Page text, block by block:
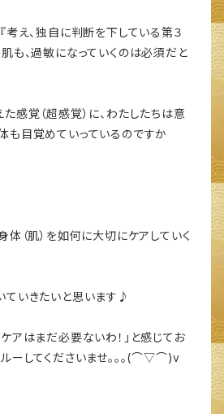
考え、独自に判断を下している第３
も、過敏になっていくのは必須だと
感覚（超感覚）に、わたしたちは意
も目覚めていっているのですか
体（肌）を如何に大切にケアしていく
ていきたいと思います♪
アはまだ必要ないわ！」と感じてお
ーしてくださいませ。。。(⌒▽⌒)v